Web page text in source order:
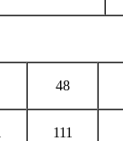
48
111